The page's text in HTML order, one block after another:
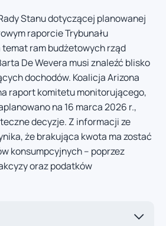
Stanu dotyczącej planowanej
raporcie Trybunału
ram budżetowych rząd
De Wevera musi znaleźć blisko
dochodów. Koalicja Arizona
raport komitetu monitorującego,
na 16 marca 2026 r.,
decyzje. Z informacji ze
że brakująca kwota ma zostać
konsumpcyjnych – poprzez
oraz podatków